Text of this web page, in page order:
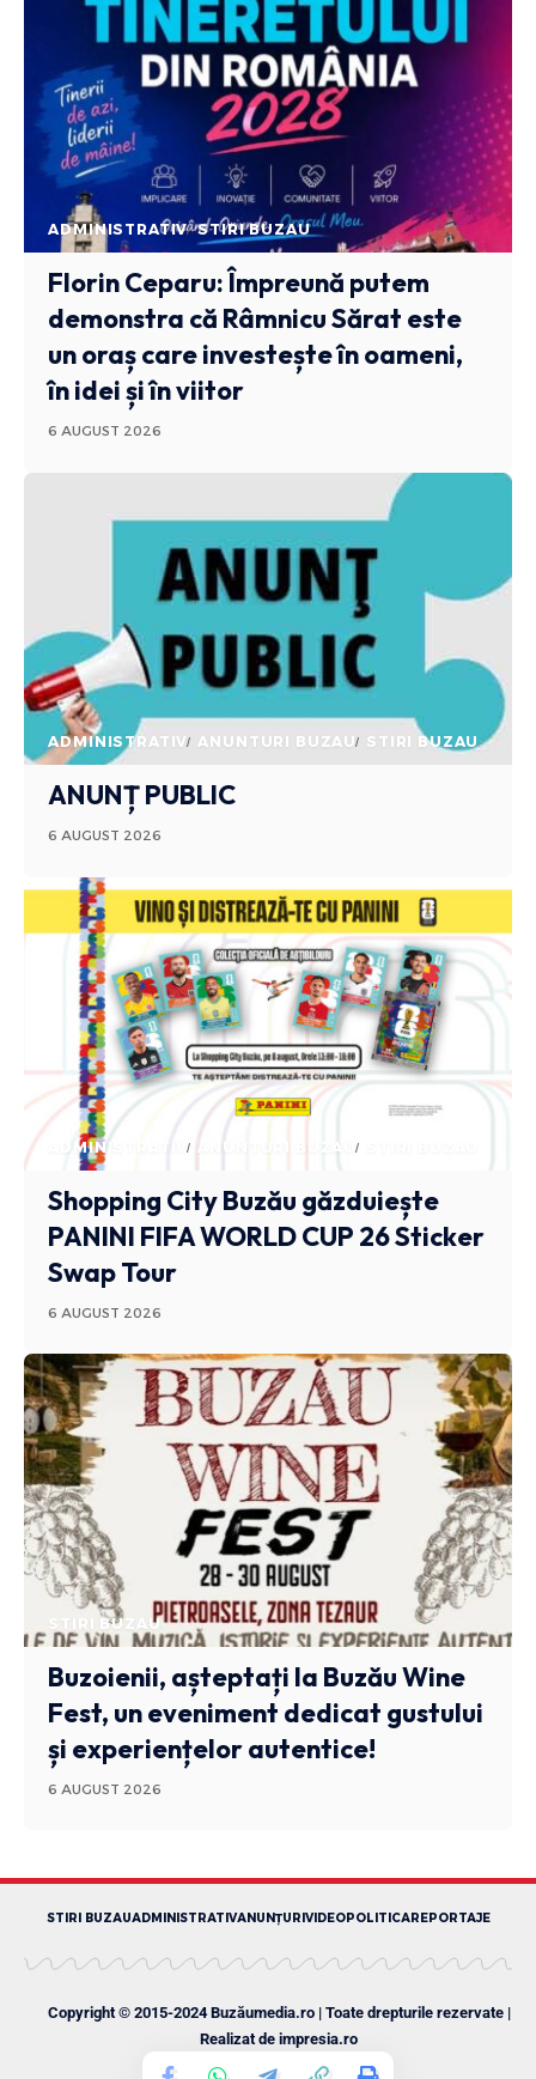
ADMINISTRATIV STIRI BUZAU
Florin Ceparu: Împreună putem
demonstra că Râmnicu Sărat este
un oraș care investește în oameni,
în idei și în viitor
6 AUGUST 2026
ADMINISTRATIV ANUNTURI BUZAU STIRI BUZAU
ANUNȚ PUBLIC
6 AUGUST 2026
ADMINISTRATIV ANUNTURI BUZAU
Shopping City Buzău găzduiește
PANINI FIFA WORLD CUP 26 Sticker
Swap Tour
6 AUGUST 2026
STIRI BUZAU
Buzoienii, așteptați la Buzău Wine
Fest, un eveniment dedicat gustului
și experiențelor autentice!
6 AUGUST 2026
STIRI BUZAUADMINISTRATIVANUNȚURI VIDEOPOLITICAREPORTAJE
Copyright © 2015-2024 Buzăumedia.ro | Toate drepturile rezervate |
Realizat de impresia.ro